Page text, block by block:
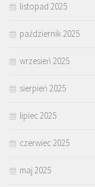
listopad 2025
październik 2025
wrzesień 2025
sierpień 2025
lipiec 2025
czerwiec 2025
maj 2025